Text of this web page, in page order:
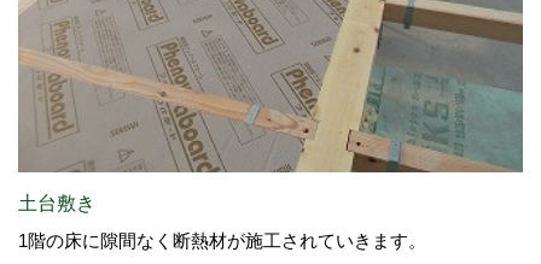
土台敷き
1階の床に隙間なく断熱材が施工されていきます。